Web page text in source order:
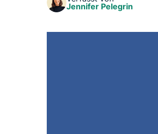
Jennifer Pelegrin